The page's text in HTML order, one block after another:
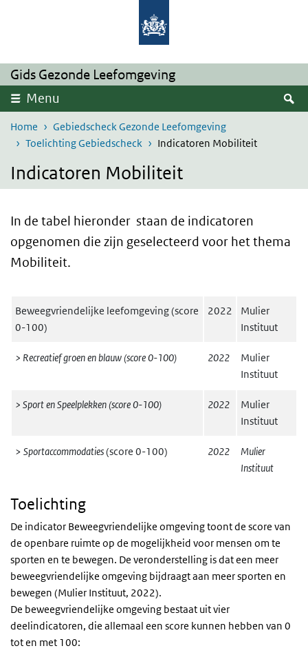
Overslaan en naar de inhoud gaan
Gids Gezonde Leefomgeving
Menu
Home
Gebiedscheck Gezonde Leefomgeving
Toelichting Gebiedscheck
Indicatoren Mobiliteit
Indicatoren Mobiliteit
In de tabel hieronder staan de indicatoren
opgenomen die zijn geselecteerd voor het thema
Mobiliteit.
Beweegvriendelijke leefomgeving (score
0-100)
2022
Mulier
Instituut
> Recreatief groen en blauw (score 0-100) 2022
Mulier
Instituut
> Sport en Speelplekken (score 0-100) 2022
Mulier
Instituut
> Sportaccommodaties(score 0-100) 2022
Mulier
Instituut
Toelichting
De indicator Beweegvriendelijke omgeving toont de score van
de openbare ruimte op de mogelijkheid voor mensen om te
sporten en te bewegen. De veronderstelling is dat een meer
beweegvriendelijke omgeving bijdraagt aan meer sporten en
bewegen (Mulier Instituut, 2022).
De beweegvriendelijke omgeving bestaat uit vier
deelindicatoren, die allemaal een score kunnen hebben van 0
tot en met 100: